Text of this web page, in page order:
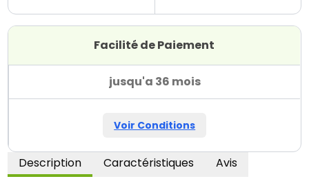
Facilité de Paiement
jusqu'a 36 mois
Voir Conditions
Description Caractéristiques Avis